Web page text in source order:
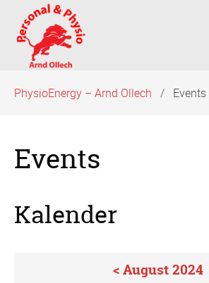
überspringen
PhysioEnergy – Arnd Ollech Events
Events
Kalender
< August 2024